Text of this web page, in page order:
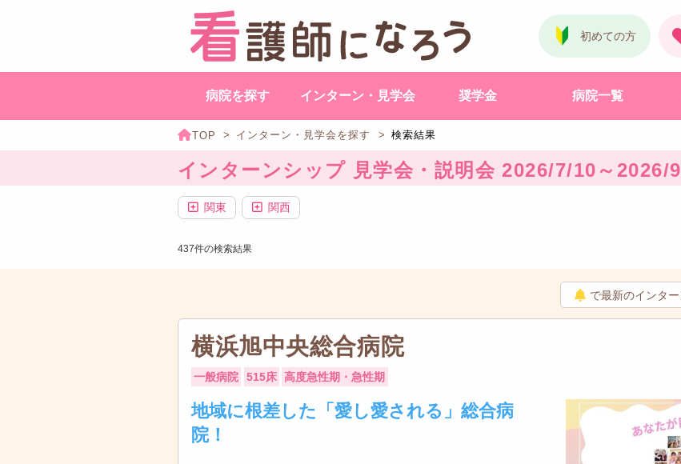
病院を探す インターン・見学会 奨学金 病院一覧
インターン・見学会を探す 検索結果
インターンシップ 見学会・説明会 2026/7/10～2026/
関東 関西
437件の検索結果
で最新のインタ
横浜旭中央総合病院
一般病院 515床 高度急性期・急性期
地域に根差した「愛し愛される」総合病
院！